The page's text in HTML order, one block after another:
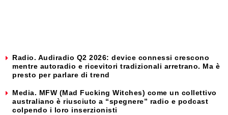
Radio. Audiradio Q2 2026: device connessi crescono
mentre autoradio e ricevitori tradizionali arretrano. Ma è
presto per parlare di trend
Media. MFW (Mad Fucking Witches) come un collettivo
australiano è riusciuto a “spegnere” radio e podcast
colpendo i loro inserzionisti